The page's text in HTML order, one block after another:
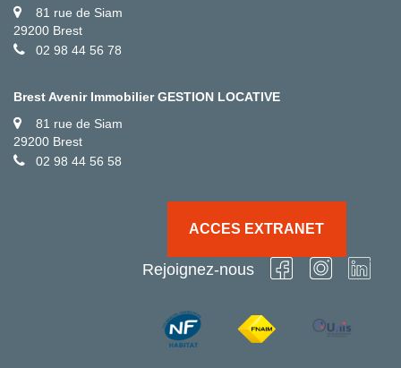
81 rue de Siam
29200 Brest
02 98 44 56 78
Brest Avenir Immobilier GESTION LOCATIVE
81 rue de Siam
29200 Brest
02 98 44 56 58
ACCES EXTRANET
Rejoignez-nous